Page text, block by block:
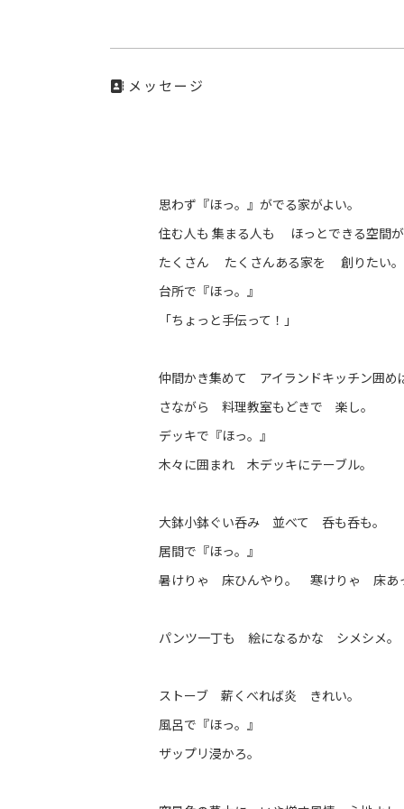
メッセージ
思わず『ほっ。』がでる家がよい。
住む人も 集まる人も ほっとできる空間が
たくさん たくさんある家を 創りたい。
台所で『ほっ。』
「ちょっと手伝って！」
仲間かき集めて アイランドキッチン囲
さながら 料理教室もどきで 楽し。
デッキで『ほっ。』
木々に囲まれ 木デッキにテーブル。
大鉢小鉢ぐい呑み 並べて 呑も呑も。
居間で『ほっ。』
暑けりゃ 床ひんやり。 寒けりゃ 床あ
パンツ一丁も 絵になるかな シメシメ。
ストーブ 薪くべれば炎 きれい。
風呂で『ほっ。』
ザップリ浸かろ。